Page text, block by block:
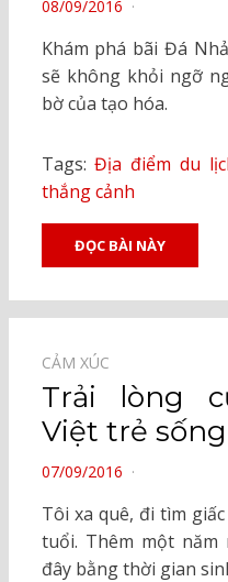
POSTED
08/09/2016
Khám phá bãi Đá
sẽ không khỏi ngỡ
bờ của tạo hóa.
Tags:Địa điểm du
thắng cảnh
ĐỌC BÀI NÀY
CẢM XÚC⠀
Trải lòng
Việt trẻ
POSTED
07/09/2016
Tôi xa quê, đi tìm
tuổi. Thêm một
đây bằng thời gian